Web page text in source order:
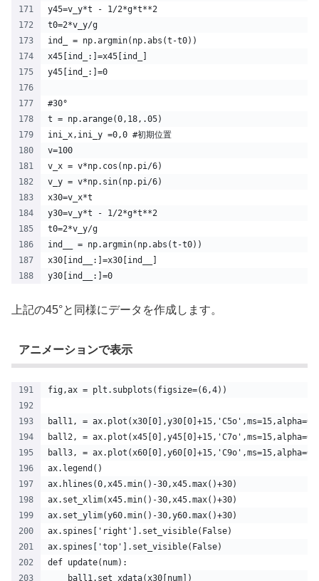
y45=v_y*t - 1/2*g*t**2
t0=2*v_y/g
ind_ = np.argmin(np.abs(t-t0))
x45[ind_:]=x45[ind_]
y45[ind_:]=0
#30°
t = np.arange(0,18,.05)
ini_x,ini_y =0,0 #初期位置
v=100
v_x = v*np.cos(np.pi/6)
v_y = v*np.sin(np.pi/6)
x30=v_x*t
y30=v_y*t - 1/2*g*t**2
t0=2*v_y/g
ind__ = np.argmin(np.abs(t-t0))
x30[ind__:]=x30[ind__]
y30[ind__:]=0
上記の45°と同様にデータを作成します。
アニメーションで表示
fig,ax = plt.subplots(figsize=(6,4))
ball1, =
ball2, =
ball3, =
ax.legend()
ax.hlines(0,x45.min()-30,x45.max()+30)
ax.set_xlim(x45.min()-30,x45.max()+30)
ax.set_ylim(y60.min()-30,y60.max()+30)
ax.spines['right'].set_visible(False)
ax.spines['top'].set_visible(False)
def update(num):
    ball1.set_xdata(x30[num])